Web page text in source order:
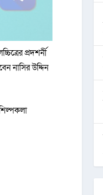
প্রদশর্নী
নাসির উদ্দিন